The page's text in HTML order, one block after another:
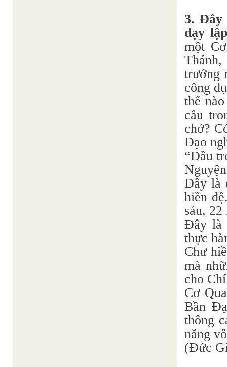
3. Đây
dạy
một
trướng
công
thế
câu
chớ?
Đạo
“Dầu
Đây là
hiền
sáu,
Đây là
thực
Chư
mà
cho
Cơ
Bần
thông
năng
(Đức